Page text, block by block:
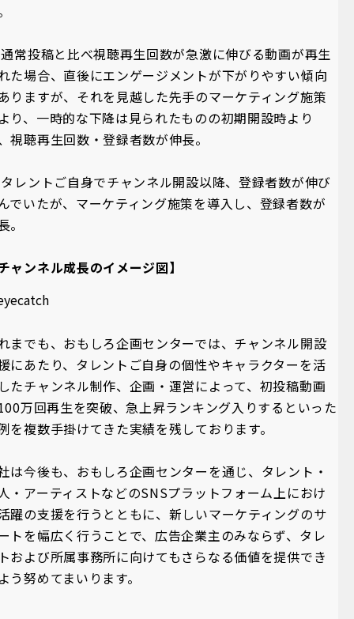
常投稿と比べ視聴再生回数が急激に伸びる動画が再生
た場合、直後にエンゲージメントが下がりやすい傾向
りますが、それを見越した先手のマーケティング施策
り、一時的な下降は見られたものの初期開設時より
視聴再生回数・登録者数が伸長。
レントご自身でチャンネル開設以降、登録者数が伸び
でいたが、マーケティング施策を導入し、登録者数が
。
ャンネル成長のイメージ図】
までも、おもしろ企画センターでは、チャンネル開設
にあたり、タレントご自身の個性やキャラクターを活
たチャンネル制作、企画・運営によって、初投稿動画
万回再生を突破、急上昇ランキング入りするといった
を複数手掛けてきた実績を残しております。
は今後も、おもしろ企画センターを通じ、タレント・
・アーティストなどのSNSプラットフォーム上におけ
躍の支援を行うとともに、新しいマーケティングのサ
トを幅広く⾏うことで、広告企業主のみならず、タレ
および所属事務所に向けてもさらなる価値を提供でき
う努めてまいります。